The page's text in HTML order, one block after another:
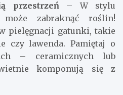
przestrzeń– W stylu
zabraknąć roślin!
pielęgnacji gatunki, takie
czy lawenda. Pamiętaj o
– ceramicznych lub
komponują się z